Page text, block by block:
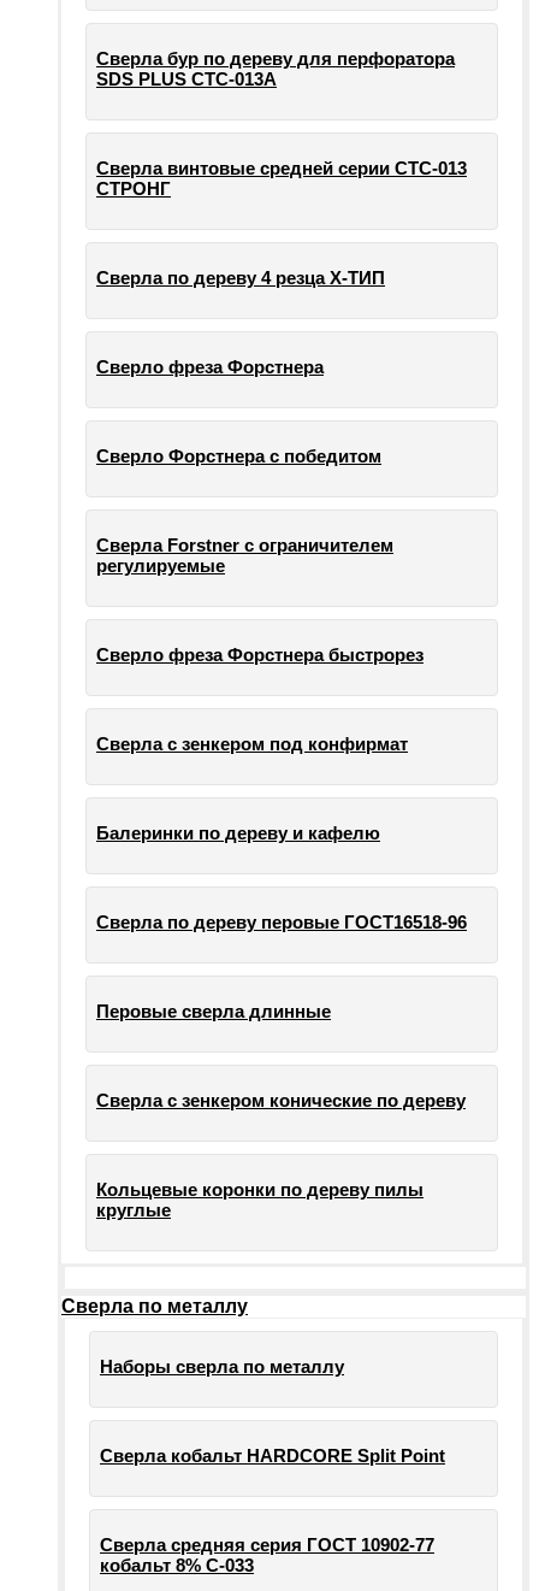
Cверла бур по дереву для перфоратора
SDS PLUS СТС-013А
Сверла винтовые средней серии СТС-013
СТРОНГ
Сверла по дереву 4 резца Х-ТИП
Сверло фреза Форстнера
Сверло Форстнера с победитом
Сверла Forstner с ограничителем
регулируемые
Сверло фреза Форстнера быстрорез
Сверла с зенкером под конфирмат
Балеринки по дереву и кафелю
Сверла по дереву перовые ГОСТ16518-96
Перовые сверла длинные
Сверла с зенкером конические по дереву
Кольцевые коронки по дереву пилы
круглые
Сверла по металлу
Наборы сверла по металлу
Сверла кобальт HARDCORE Split Point
Сверла средняя серия ГОСТ 10902-77
кобальт 8% С-033